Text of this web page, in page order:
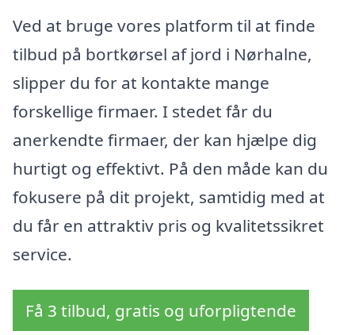
Ved at bruge vores platform til at finde
tilbud på bortkørsel af jord i Nørhalne,
slipper du for at kontakte mange
forskellige firmaer. I stedet får du
anerkendte firmaer, der kan hjælpe dig
hurtigt og effektivt. På den måde kan du
fokusere på dit projekt, samtidig med at
du får en attraktiv pris og kvalitetssikret
service.
Få 3 tilbud, gratis og uforpligtende